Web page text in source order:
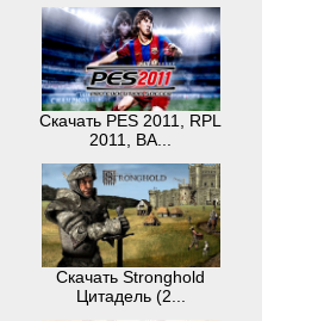
Скачать PES 2011, RPL
2011, BA...
Скачать Stronghold
Цитадель (2...